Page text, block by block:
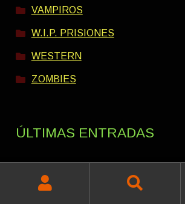
VAMPIROS
W.I.P. PRISIONES
WESTERN
ZOMBIES
ÚLTIMAS ENTRADAS
PACK VERANO INTERESTELAR 2026
Buscar